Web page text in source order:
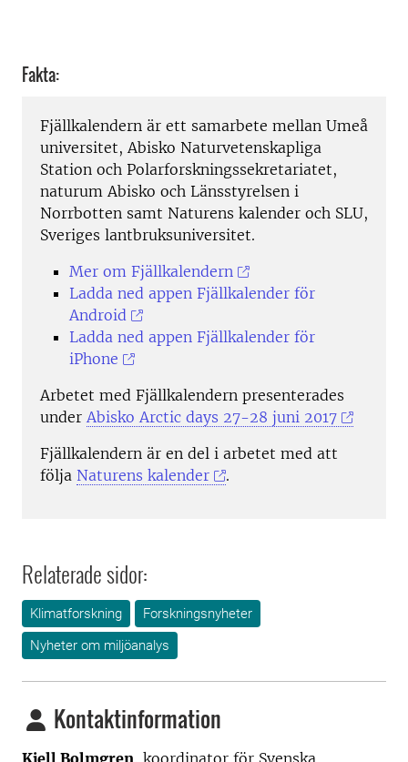
Fakta:
Fjällkalendern är ett samarbete mellan Umeå
universitet, Abisko Naturvetenskapliga
Station och Polarforskningssekretariatet,
naturum Abisko och Länsstyrelsen i
Norrbotten samt Naturens kalender och SLU,
Sveriges lantbruksuniversitet.
Mer om Fjällkalendern
Ladda ned appen Fjällkalender för
Android
Ladda ned appen Fjällkalender för
iPhone
Arbetet med Fjällkalendern presenterades
under Abisko Arctic days 27-28 juni 2017
Fjällkalendern är en del i arbetet med att
följa Naturens kalender .
Relaterade sidor:
Klimatforskning
Forskningsnyheter
Nyheter om miljöanalys
Kontaktinformation